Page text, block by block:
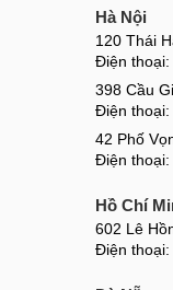
Hà Nội
120 Thái
Điện thoại:
398 Cầu
Điện thoại:
42 Phố
Điện thoại:
Hồ Chí
602 Lê
Điện thoại: